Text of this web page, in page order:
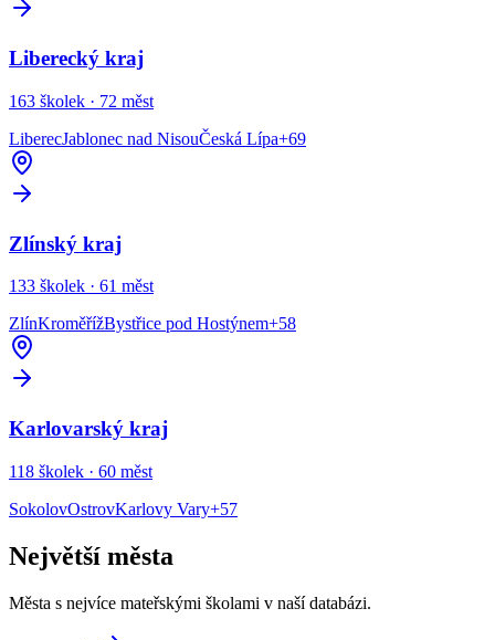
Liberecký kraj
163 školek · 72 měst
LiberecJablonec nad NisouČeská Lípa+69
Zlínský kraj
133 školek · 61 měst
ZlínKroměřížBystřice pod Hostýnem+58
Karlovarský kraj
118 školek · 60 měst
SokolovOstrovKarlovy Vary+57
Největší města
Města s nejvíce mateřskými školami v naší databázi.